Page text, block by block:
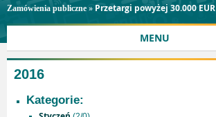
Zamówienia publiczne » Przetargi powyżej 30.000 EUR
MENU
2016
Kategorie: